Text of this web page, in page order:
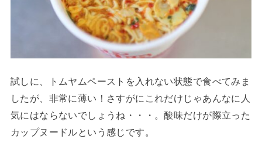
試しに、トムヤムペーストを入れない状態で食べてみま
したが、非常に薄い！さすがにこれだけじゃあんなに人
気にはならないでしょうね・・・。酸味だけが際立った
カップヌードルという感じです。